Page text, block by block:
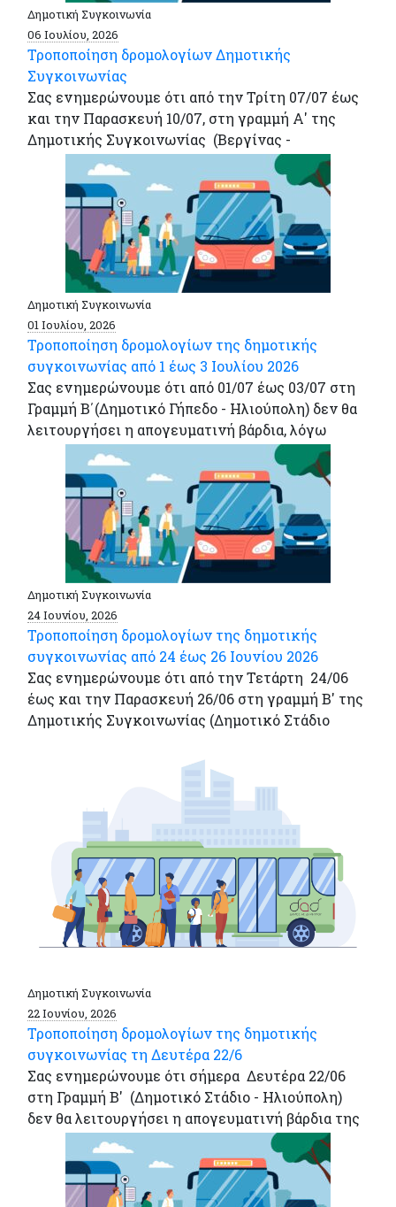
Δημοτική Συγκοινωνία
06 Ιουλίου, 2026
Τροποποίηση δρομολογίων Δημοτικής
Συγκοινωνίας
Σας ενημερώνουμε ότι από την Τρίτη 07/07 έως
και την Παρασκευή 10/07, στη γραμμή Α' της
Δημοτικής Συγκοινωνίας (Βεργίνας -
Δημοτική Συγκοινωνία
01 Ιουλίου, 2026
Τροποποίηση δρομολογίων της δημοτικής
συγκοινωνίας από 1 έως 3 Ιουλίου 2026
Σας ενημερώνουμε ότι από 01/07 έως 03/07 στη
Γραμμή Β΄(Δημοτικό Γήπεδο - Ηλιούπολη) δεν θα
λειτουργήσει η απογευματινή βάρδια, λόγω
Δημοτική Συγκοινωνία
24 Ιουνίου, 2026
Τροποποίηση δρομολογίων της δημοτικής
συγκοινωνίας από 24 έως 26 Ιουνίου 2026
Σας ενημερώνουμε ότι από την Τετάρτη 24/06
έως και την Παρασκευή 26/06 στη γραμμή Β' της
Δημοτικής Συγκοινωνίας (Δημοτικό Στάδιο
Δημοτική Συγκοινωνία
22 Ιουνίου, 2026
Τροποποίηση δρομολογίων της δημοτικής
συγκοινωνίας τη Δευτέρα 22/6
Σας ενημερώνουμε ότι σήμερα Δευτέρα 22/06
στη Γραμμή Β' (Δημοτικό Στάδιο - Ηλιούπολη)
δεν θα λειτουργήσει η απογευματινή βάρδια της